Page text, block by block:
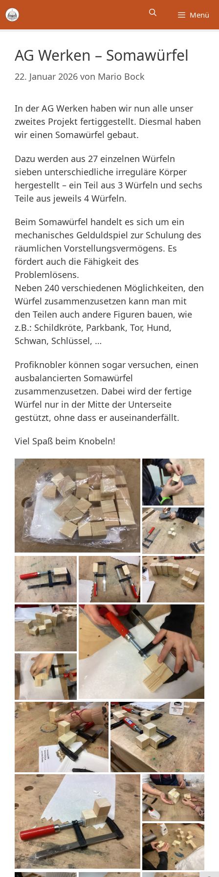
Zum
Inhalt
springen
Menü
AG Werken – Somawürfel
22. Januar 2026 von Mario Bock
In der AG Werken haben wir nun alle unser
zweites Projekt fertiggestellt. Diesmal haben
wir einen Somawürfel gebaut.
Dazu werden aus 27 einzelnen Würfeln
sieben unterschiedliche irreguläre Körper
hergestellt – ein Teil aus 3 Würfeln und sechs
Teile aus jeweils 4 Würfeln.
Beim Somawürfel handelt es sich um ein
mechanisches Gelduldspiel zur Schulung des
räumlichen Vorstellungsvermögens. Es
fördert auch die Fähigkeit des
Problemlösens.
Neben 240 verschiedenen Möglichkeiten, den
Würfel zusammenzusetzen kann man mit
den Teilen auch andere Figuren bauen, wie
z.B.: Schildkröte, Parkbank, Tor, Hund,
Schwan, Schlüssel, …
Profiknobler können sogar versuchen, einen
ausbalancierten Somawürfel
zusammenzusetzen. Dabei wird der fertige
Würfel nur in der Mitte der Unterseite
gestützt, ohne dass er auseinanderfällt.
Viel Spaß beim Knobeln!